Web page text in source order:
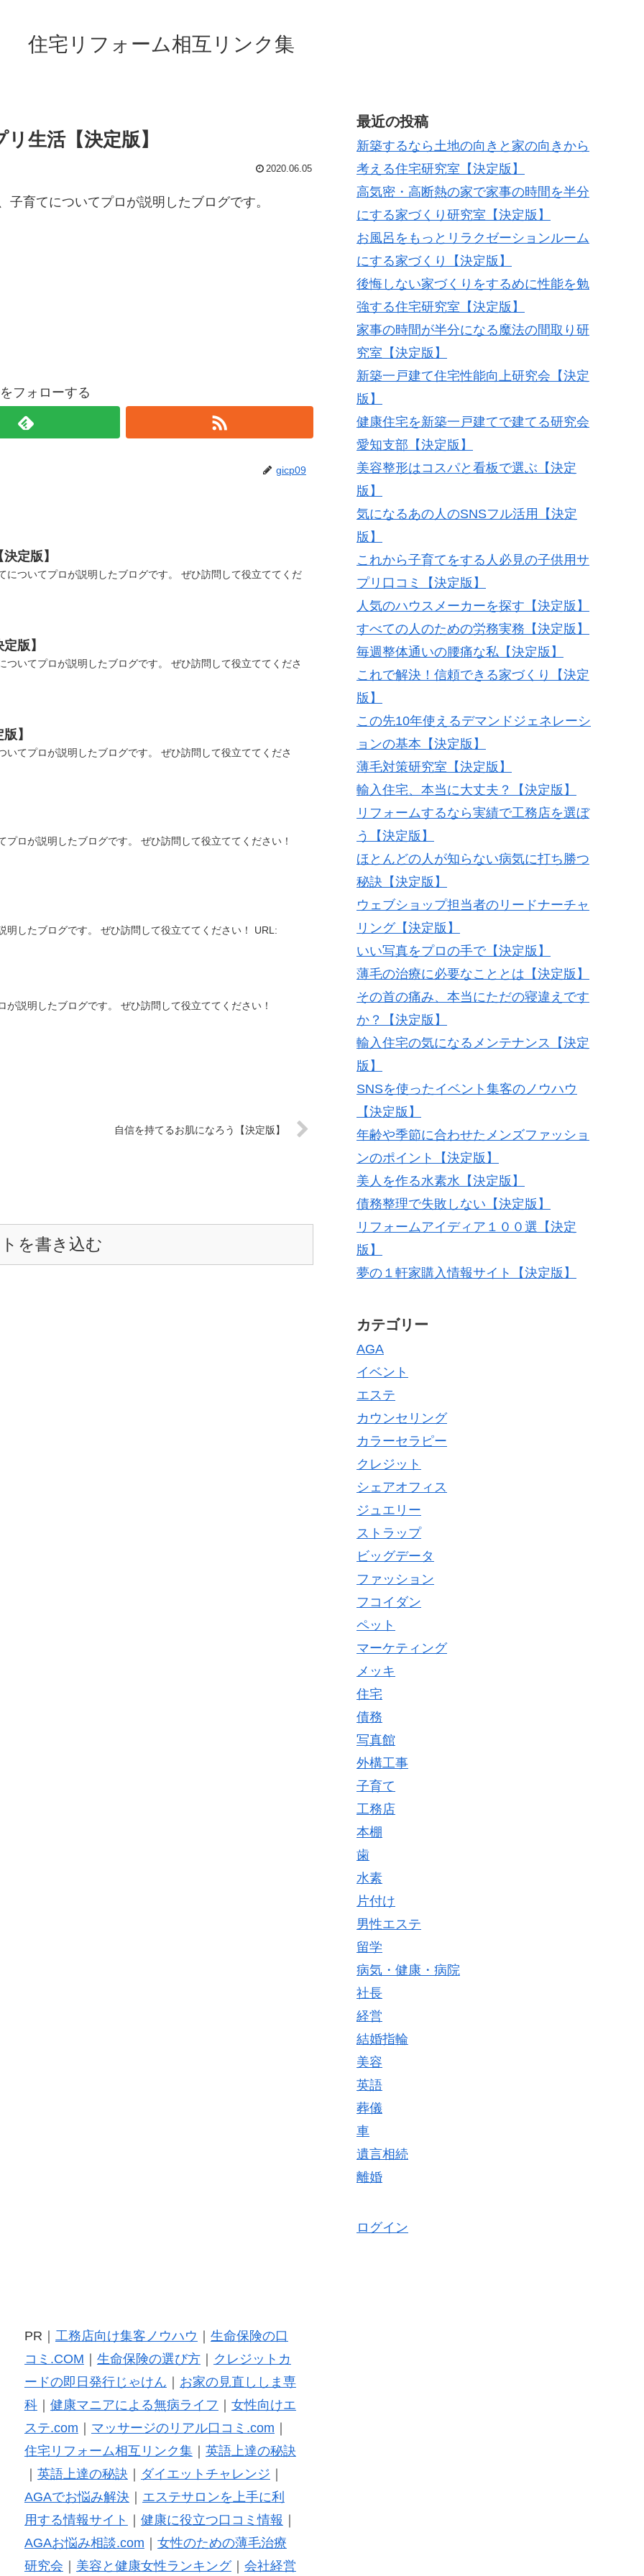
住宅リフォーム相互リンク集
生活【決定版】
2020.06.05
子育てについてプロが説明したブログです。
フォローする
gicp09
定版】
についてプロが説明したブログです。 ぜひ訪問して役立ててくだ
版】
ついてプロが説明したブログです。 ぜひ訪問して役立ててくださ
】
いてプロが説明したブログです。 ぜひ訪問して役立ててくださ
プロが説明したブログです。 ぜひ訪問して役立ててください！
明したブログです。 ぜひ訪問して役立ててください！ URL:
説明したブログです。 ぜひ訪問して役立ててください！
自信を持てるお肌になろう【決定版】
を書き込む
最近の投稿
新築するなら土地の向きと家の向きから
考える住宅研究室【決定版】
高気密・高断熱の家で家事の時間を半分
にする家づくり研究室【決定版】
お風呂をもっとリラクゼーションルーム
にする家づくり【決定版】
後悔しない家づくりをするめに性能を勉
強する住宅研究室【決定版】
家事の時間が半分になる魔法の間取り研
究室【決定版】
新築一戸建て住宅性能向上研究会【決定
版】
健康住宅を新築一戸建てで建てる研究会
愛知支部【決定版】
美容整形はコスパと看板で選ぶ【決定
版】
気になるあの人のSNSフル活用【決定
版】
これから子育てをする人必見の子供用サ
プリ口コミ【決定版】
人気のハウスメーカーを探す【決定版】
すべての人のための労務実務【決定版】
毎週整体通いの腰痛な私【決定版】
これで解決！信頼できる家づくり【決定
版】
この先10年使えるデマンドジェネレーシ
ョンの基本【決定版】
薄毛対策研究室【決定版】
輸入住宅、本当に大丈夫？【決定版】
リフォームするなら実績で工務店を選ぼ
う【決定版】
ほとんどの人が知らない病気に打ち勝つ
秘訣【決定版】
ウェブショップ担当者のリードナーチャ
リング【決定版】
いい写真をプロの手で【決定版】
薄毛の治療に必要なこととは【決定版】
その首の痛み、本当にただの寝違えです
か？【決定版】
輸入住宅の気になるメンテナンス【決定
版】
SNSを使ったイベント集客のノウハウ
【決定版】
年齢や季節に合わせたメンズファッショ
ンのポイント【決定版】
美人を作る水素水【決定版】
債務整理で失敗しない【決定版】
リフォームアイディア１００選【決定
版】
夢の１軒家購入情報サイト【決定版】
カテゴリー
AGA
イベント
エステ
カウンセリング
カラーセラピー
クレジット
シェアオフィス
ジュエリー
ストラップ
ビッグデータ
ファッション
フコイダン
ペット
マーケティング
メッキ
住宅
債務
写真館
外構工事
子育て
工務店
本棚
歯
水素
片付け
男性エステ
留学
病気・健康・病院
社長
経営
結婚指輪
美容
英語
葬儀
車
遺言相続
離婚
ログイン
PR｜ 工務店向け集客ノウハウ
生命保険の口
コミ.COM
生命保険の選び方｜
クレジットカ
ードの即日発行じゃけん
お家の見直ししま専
科｜ 健康マニアによる無病ライフ
女性向けエ
ステ.com
マッサージのリアル口コミ.com
住宅リフォーム相互リンク集｜ 英語上達の秘訣
英語上達の秘訣 ダイエットチャレンジ
AGAでお悩み解決｜ エステサロンを上手に利
用する情報サイト
健康に役立つ口コミ情報
AGAお悩み相談.com
女性のための薄毛治療
研究会
美容と健康女性ランキング｜ 会社経営